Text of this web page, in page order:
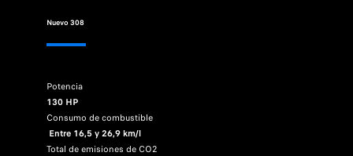
Potencia
130 HP
Consumo de combustible
Entre 16,5 y 26,9 km/l
Total de emisiones de CO2
Nuevo 308